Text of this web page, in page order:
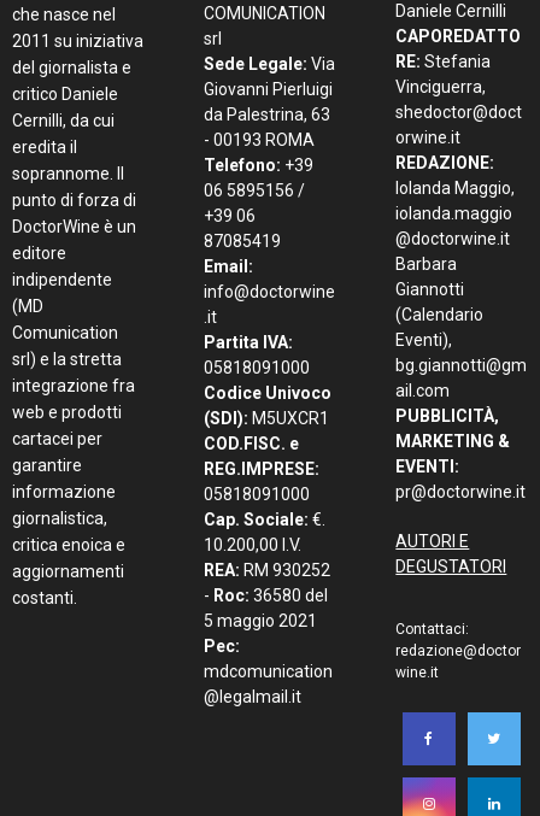
che nasce nel
2011 su iniziativa
del giornalista e
critico Daniele
Cernilli, da cui
eredita il
soprannome. Il
punto di forza di
DoctorWine è un
editore
indipendente
(MD
Comunication
srl) e la stretta
integrazione fra
web e prodotti
cartacei per
garantire
informazione
giornalistica,
critica enoica e
aggiornamenti
costanti.
COMUNICATION
srl
Sede Legale: Via
Giovanni Pierluigi
da Palestrina, 63
- 00193 ROMA
Telefono: +39
06 5895156 /
+39 06
87085419
Email:
info@doctorwine
.it
Partita IVA:
05818091000
Codice Univoco
(SDI): M5UXCR1
COD.FISC. e
REG.IMPRESE:
05818091000
Cap. Sociale: €.
10.200,00 I.V.
REA: RM 930252
- Roc: 36580 del
5 maggio 2021
Pec:
mdcomunication
@legalmail.it
Daniele Cernilli
CAPOREDATTO
RE: Stefania
Vinciguerra,
shedoctor@doct
orwine.it
REDAZIONE:
Iolanda Maggio,
iolanda.maggio
@doctorwine.it
Barbara
Giannotti
(Calendario
Eventi),
bg.giannotti@gm
ail.com
PUBBLICITÀ,
MARKETING &
EVENTI:
pr@doctorwine.it
AUTORI E
DEGUSTATORI
Contattaci:
redazione@doctor
wine.it